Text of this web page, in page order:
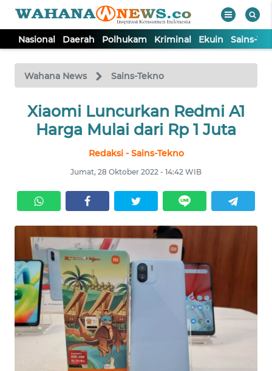
Nasional Daerah Polhukam Kriminal Ekuin Sains-
Wahana News Sains-Tekno
Xiaomi Luncurkan Redmi A1
Harga Mulai dari Rp 1 Juta
Redaksi - Sains-Tekno
Jumat, 28 Oktober 2022 - 14:42 WIB
TV
Tutup
NASIONAL
KRIMINAL
EKUIN
SAINS-TEKNO
KESEHATAN
INTERNASIONAL